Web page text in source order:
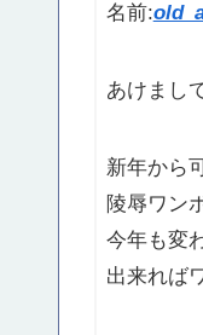
名前:
あけまし
新年から
陵辱ワン
今年も変
出来れば